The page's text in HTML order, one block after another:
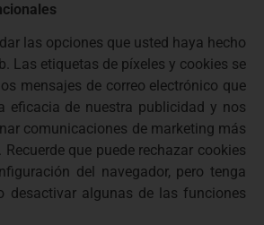
las opciones que usted haya hecho
Las etiquetas de píxeles y cookies se
mensajes de correo electrónico que
eficacia de nuestra publicidad y nos
comunicaciones de marketing más
que puede rechazar cookies
del navegador, pero tenga
desactivar algunas de las funciones